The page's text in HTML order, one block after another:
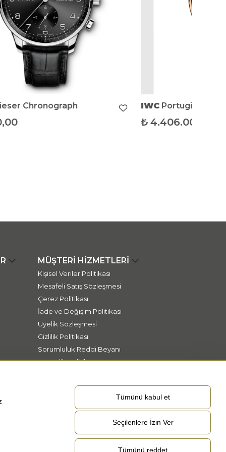
MÜŞTERİ HİZMETLERİ
Kişisel Veriler Politikası
Mesafeli Satış Sözleşmesi
Çerez Politikası
İade ve Değişim Politikası
Üyelik Sözleşmesi
Gizlilik Politikası
Sorumluluk Reddi Beyanı
Güvenlik Politikası
Tümünü reddet
Seçilenlere İzin Ver
Tümünü kabul et